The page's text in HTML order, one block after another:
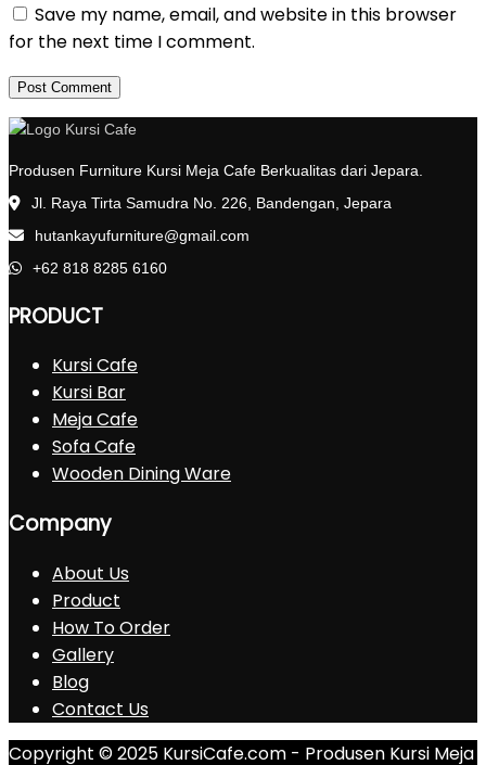
Save my name, email, and website in this browser
for the next time I comment.
Produsen Furniture Kursi Meja Cafe Berkualitas dari Jepara.
Jl. Raya Tirta Samudra No. 226, Bandengan, Jepara
hutankayufurniture@gmail.com
+62 818 8285 6160
PRODUCT
Kursi Cafe
Kursi Bar
Meja Cafe
Sofa Cafe
Wooden Dining Ware
Company
About Us
Product
How To Order
Gallery
Blog
Contact Us
Copyright © 2025 KursiCafe.com - Produsen Kursi Meja